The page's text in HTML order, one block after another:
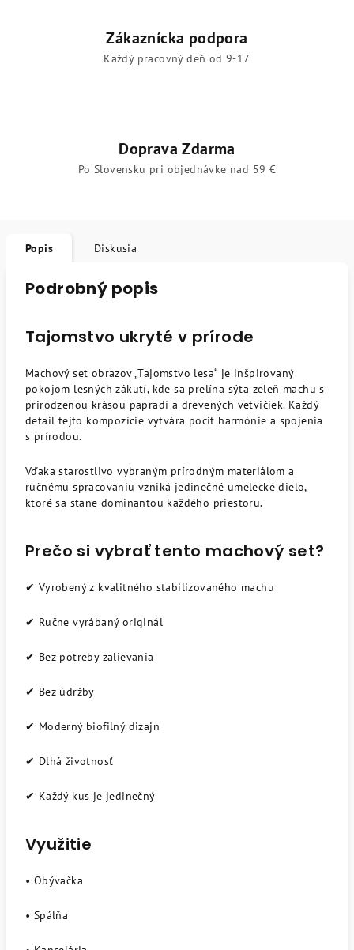
Zákaznícka podpora
Každý pracovný deň od 9-17
Doprava Zdarma
Po Slovensku pri objednávke nad 59 €
Popis Diskusia
Podrobný popis
Tajomstvo ukryté v prírode
Machový set obrazov „Tajomstvo lesa“ je inšpirovaný
pokojom lesných zákutí, kde sa prelína sýta zeleň machu s
prirodzenou krásou papradí a drevených vetvičiek. Každý
detail tejto kompozície vytvára pocit harmónie a spojenia
s prírodou.
Vďaka starostlivo vybraným prírodným materiálom a
ručnému spracovaniu vzniká jedinečné umelecké dielo,
ktoré sa stane dominantou každého priestoru.
Prečo si vybrať tento machový set?
✔ Vyrobený z kvalitného stabilizovaného machu
✔ Ručne vyrábaný originál
✔ Bez potreby zalievania
✔ Bez údržby
✔ Moderný biofilný dizajn
✔ Dlhá životnosť
✔ Každý kus je jedinečný
Využitie
• Obývačka
• Spálňa